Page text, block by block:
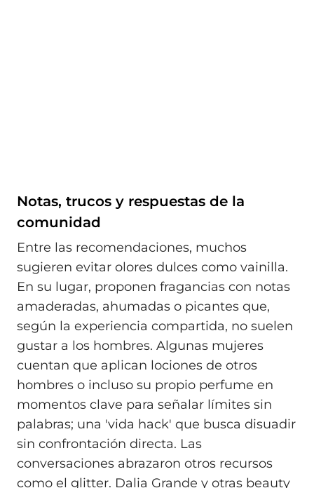
Notas, trucos y respuestas de la
comunidad
Entre las recomendaciones, muchos
sugieren evitar olores dulces como vainilla.
En su lugar, proponen fragancias con notas
amaderadas, ahumadas o picantes que,
según la experiencia compartida, no suelen
gustar a los hombres. Algunas mujeres
cuentan que aplican lociones de otros
hombres o incluso su propio perfume en
momentos clave para señalar límites sin
palabras; una 'vida hack' que busca disuadir
sin confrontación directa. Las
conversaciones abrazaron otros recursos
como el glitter. Dalia Grande y otras beauty